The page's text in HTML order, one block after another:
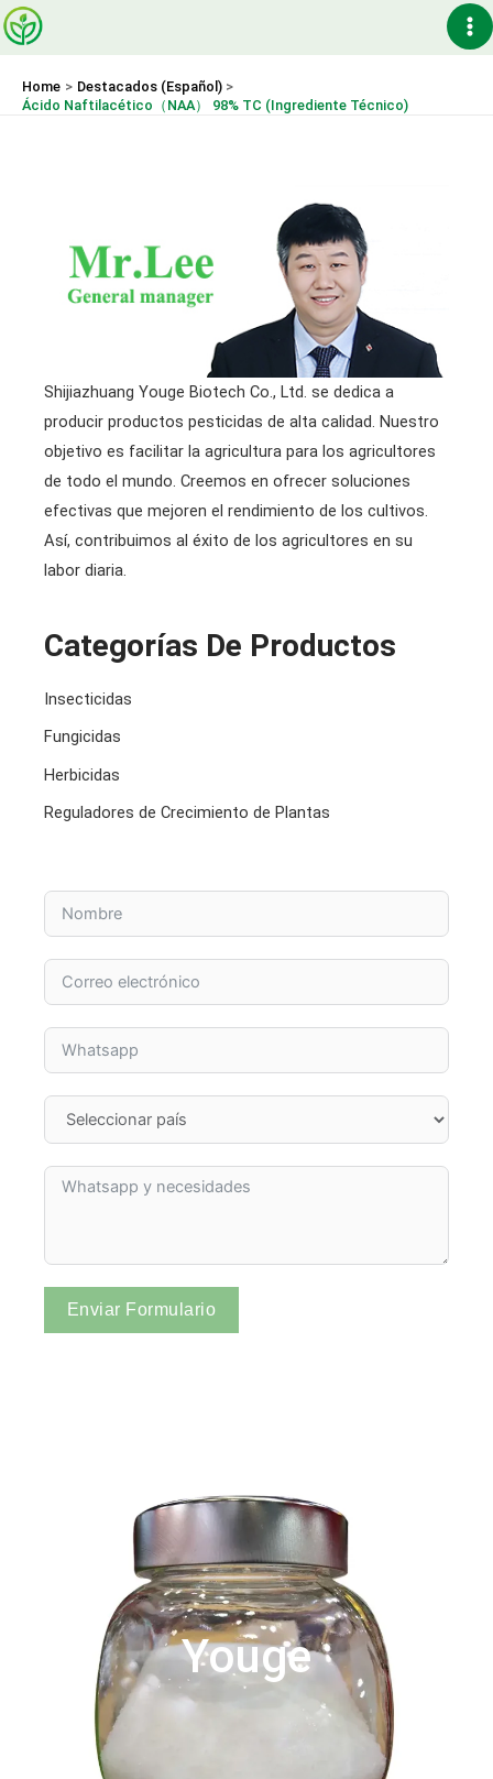
Skip
to
Home
Destacados (Español)
Ácido Naftilacético（NAA） 98% TC (Ingrediente Técnico)
Shijiazhuang Youge Biotech Co., Ltd. se dedica a
producir productos pesticidas de alta calidad. Nuestro
objetivo es facilitar la agricultura para los agricultores
de todo el mundo. Creemos en ofrecer soluciones
efectivas que mejoren el rendimiento de los cultivos.
Así, contribuimos al éxito de los agricultores en su
labor diaria.
Categorías De Productos
Insecticidas
Fungicidas
Herbicidas
Reguladores de Crecimiento de Plantas
Enviar Formulario
Youge